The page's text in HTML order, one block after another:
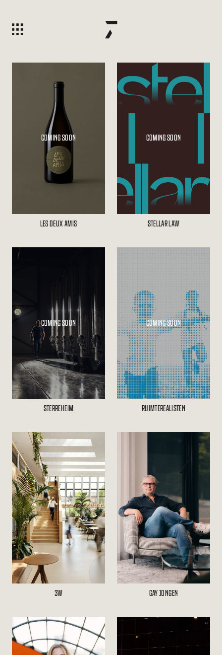
LES DEUX AMIS STELLAR LAW
STERREHEIM RUIMTEREALISTEN
3W GAY JONGEN